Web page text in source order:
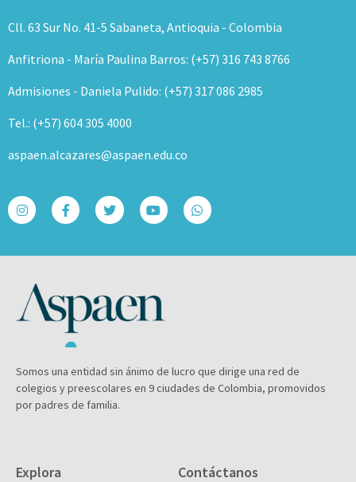
Cll. 63 Sur No. 41-5 Sabaneta, Antioquia - Colombia
Anfitriona - María Paulina Barros: (+57) 316 743 8766
Admisiones - Daniela Pulido: (+57) 317 086 2985
Tel.: (+57) 604 305 4000
aspaen.alcazares@aspaen.edu.co
Somos una entidad sin ánimo de lucro que dirige una red de
colegios y preescolares en 9 ciudades de Colombia, promovidos
por padres de familia.
Explora Contáctanos